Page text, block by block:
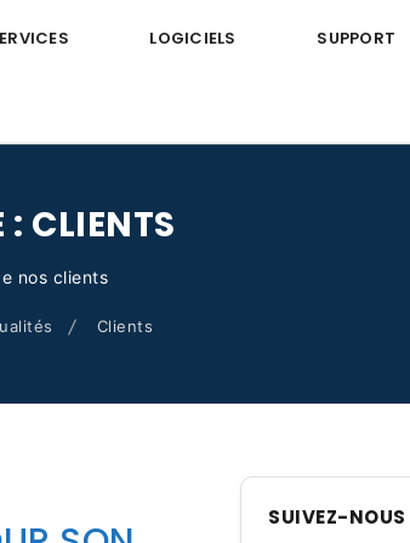
LOGICIELS SUPPORT
: CLIENTS
nos clients
Clients
SUIVEZ-NOUS